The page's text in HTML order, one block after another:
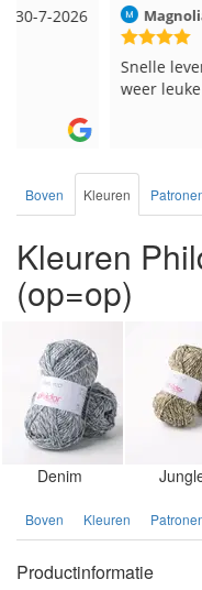
Magnolia Ranch
Snelle levering en
weer leuke pakket
Boven Kleuren
Kleuren
(op=op)
Denim
Boven Kleuren
Productinformatie